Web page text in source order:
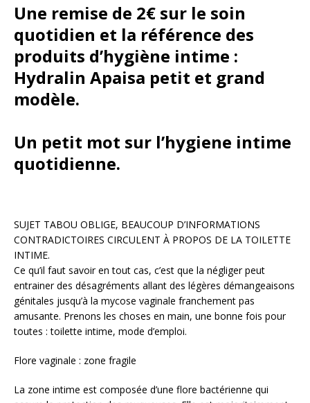
Une remise de 2€ sur le soin
quotidien et la référence des
produits d’hygiène intime :
Hydralin Apaisa petit et grand
modèle.
Un petit mot sur l’hygiene intime
quotidienne.
SUJET TABOU OBLIGE, BEAUCOUP D’INFORMATIONS
CONTRADICTOIRES CIRCULENT À PROPOS DE LA TOILETTE
INTIME.
Ce qu’il faut savoir en tout cas, c’est que la négliger peut
entrainer des désagréments allant des légères démangeaisons
génitales jusqu’à la mycose vaginale franchement pas
amusante. Prenons les choses en main, une bonne fois pour
toutes : toilette intime, mode d’emploi.
Flore vaginale : zone fragile
La zone intime est composée d’une flore bactérienne qui